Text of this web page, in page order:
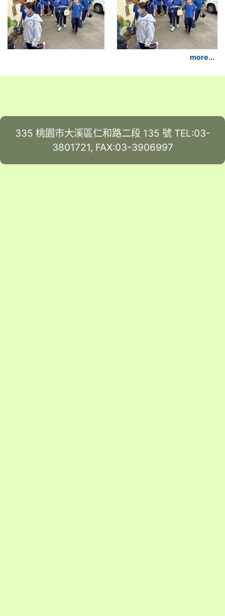
more...
335 桃園市大溪區仁和路二段 135 號 TEL:03-
3801721, FAX:03-3906997